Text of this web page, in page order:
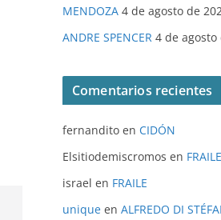
MENDOZA 4 de agosto de
ANDRE SPENCER 4 de agosto
Comentarios recientes
fernandito en CIDÓN
Elsitiodemiscromos en FRAILE
israel en FRAILE
unique en ALFREDO DI